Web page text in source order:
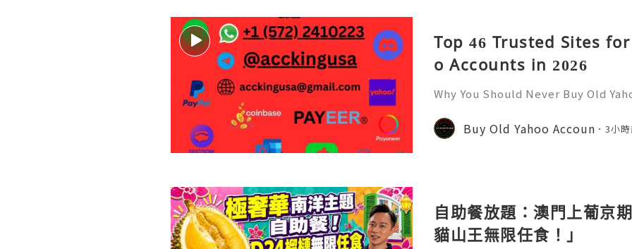
Top 46 Trusted Sites
o Accounts in 2026
Why You Should Never Buy Old
onal communication, business
ccount recovery. Because of
Buy Old Yahoo Accoun 3小
自助餐放題：澳門上葡京
貓山王無限任食！」